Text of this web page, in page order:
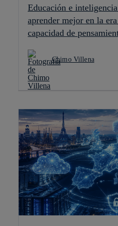
Educación e
aprender mejor en la
capacidad de
Chimo Villena